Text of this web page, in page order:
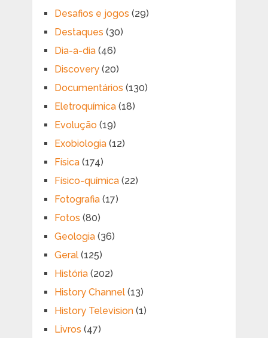
Desafios e jogos (29)
Destaques (30)
Dia-a-dia(46)
Discovery(20)
Documentários (130)
Eletroquímica(18)
Evolução (19)
Exobiologia(12)
Física(174)
Físico-química(22)
Fotografia(17)
Fotos (80)
Geologia(36)
Geral(125)
História(202)
History Channel(13)
History Television(1)
Livros (47)